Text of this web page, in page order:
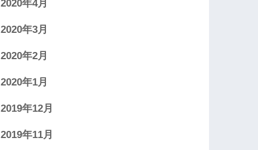
2020年4月
2020年3月
2020年2月
2020年1月
2019年12月
2019年11月